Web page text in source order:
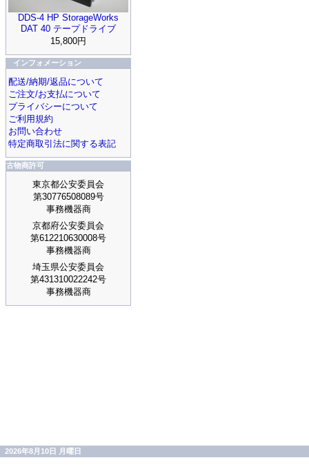
DDS-4 HP StorageWorks
DAT 40 テープドライブ
15,800円
インフォメーション
配送/納期/返品について
ご注文/お支払について
プライバシーについて
ご利用規約
お問い合わせ
特定商取引法に関する表記
古物商許可
東京都公安委員会
第30776508089号
事務機器商
京都府公安委員会
第612210630008号
事務機器商
埼玉県公安委員会
第431310022242号
事務機器商
2026年8月10日 月曜日